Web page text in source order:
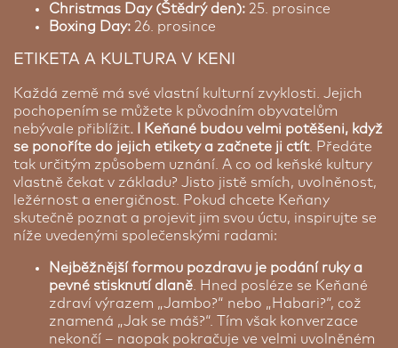
Christmas Day (Štědrý den): 25. prosince
Boxing Day: 26. prosince
ETIKETA A KULTURA V KENI
Každá země má své vlastní kulturní zvyklosti. Jejich
pochopením se můžete k původním obyvatelům
nebývale přiblížit. I Keňané budou velmi potěšeni, když
se ponoříte do jejich etikety a začnete ji ctít. Předáte
tak určitým způsobem uznání. A co od keňské kultury
vlastně čekat v základu? Jisto jistě smích, uvolněnost,
ležérnost a energičnost. Pokud chcete Keňany
skutečně poznat a projevit jim svou úctu, inspirujte se
níže uvedenými společenskými radami:
Nejběžnější formou pozdravu je podání ruky a
pevné stisknutí dlaně . Hned posléze se Keňané
zdraví výrazem „Jambo?“ nebo „Habari?“, což
znamená „Jak se máš?“. Tím však konverzace
nekončí – naopak pokračuje ve velmi uvolněném